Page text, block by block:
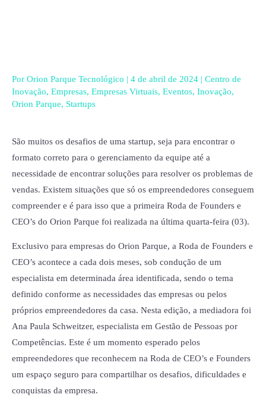
Por Orion Parque Tecnológico | 4 de abril de 2024 | Centro de
Inovação, Empresas, Empresas Virtuais, Eventos, Inovação,
Orion Parque, Startups
São muitos os desafios de uma startup, seja para encontrar o
formato correto para o gerenciamento da equipe até a
necessidade de encontrar soluções para resolver os problemas de
vendas. Existem situações que só os empreendedores conseguem
compreender e é para isso que a primeira Roda de Founders e
CEO’s do Orion Parque foi realizada na última quarta-feira (03).
Exclusivo para empresas do Orion Parque, a Roda de Founders e
CEO’s acontece a cada dois meses, sob condução de um
especialista em determinada área identificada, sendo o tema
definido conforme as necessidades das empresas ou pelos
próprios empreendedores da casa. Nesta edição, a mediadora foi
Ana Paula Schweitzer, especialista em Gestão de Pessoas por
Competências. Este é um momento esperado pelos
empreendedores que reconhecem na Roda de CEO’s e Founders
um espaço seguro para compartilhar os desafios, dificuldades e
conquistas da empresa.